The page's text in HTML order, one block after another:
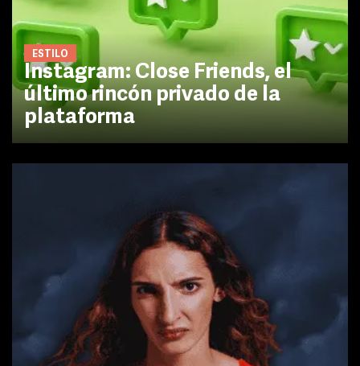
ESTILO
Instagram: Close Friends, el
último rincón privado de la
plataforma